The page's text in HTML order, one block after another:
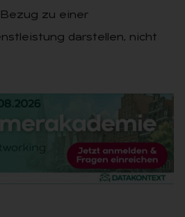
zu einer
darstellen, nicht